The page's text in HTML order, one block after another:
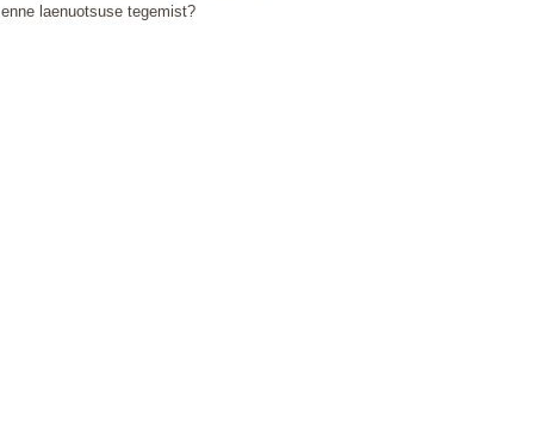
enne laenuotsuse tegemist?